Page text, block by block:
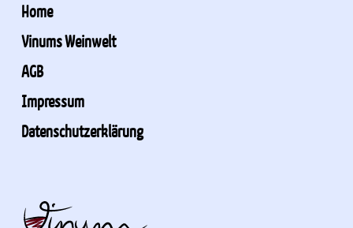
Home
Vinums Weinwelt
AGB
Impressum
Datenschutzerklärung